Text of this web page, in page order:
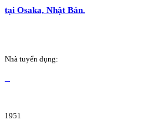
tại Osaka, Nhật Bản.
Nhà tuyển dụng:
1951